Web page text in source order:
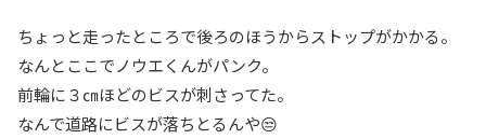
ちょっと走ったところで後ろのほうからストップがかかる。
なんとここでノウエくんがパンク。
前輪に３㎝ほどのビスが刺さってた。
なんで道路にビスが落ちとるんや😒